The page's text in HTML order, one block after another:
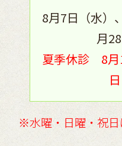
8月7日（水）
月
夏季休診 8月
※水曜・日曜・祝日